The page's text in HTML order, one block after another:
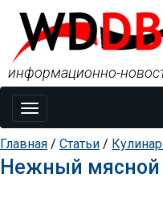
Toggle
navigation
информационно-
Главная / Статьи /
Нежный мясной